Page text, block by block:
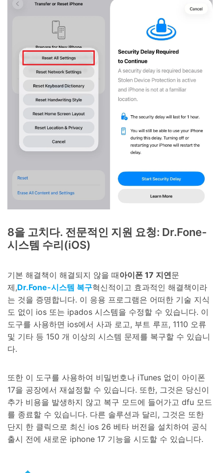
8을 고치다. 전문적인 지원 요청: Dr.Fone-
시스템 수리(iOS)
기본 해결책이 해결되지 않을 때아이폰 17 지연문
제,Dr.Fone-시스템 복구혁신적이고 효과적인 해결책이라
는 것을 증명합니다. 이 응용 프로그램은 어떠한 기술 지식
도 없이 ios 또는 ipados 시스템을 수정할 수 있습니다. 이
도구를 사용하면 ios에서 사과 로고, 부트 루프, 1110 오류
및 기타 등 150 개 이상의 시스템 문제를 복구할 수 있습니
다.
또한 이 도구를 사용하여 비밀번호나 iTunes 없이 아이폰
17을 공장에서 재설정할 수 있습니다. 또한, 그것은 당신이
추가 비용을 발생하지 않고 복구 모드에 들어가고 dfu 모드
를 종료할 수 있습니다. 다른 솔루션과 달리, 그것은 또한
단지 한 클릭으로 최신 ios 26 베타 버전을 설치하여 공식
출시 전에 새로운 iphone 17 기능을 시도할 수 있습니다.